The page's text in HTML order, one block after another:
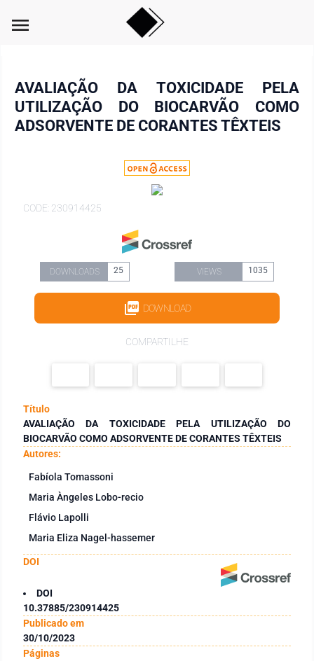
menu
AVALIAÇÃO DA TOXICIDADE PELA
UTILIZAÇÃO DO BIOCARVÃO COMO
ADSORVENTE DE CORANTES TÊXTEIS
CODE: 230914425
DOWNLOADS 25 VIEWS 1035
DOWNLOAD
COMPARTILHE
Título
AVALIAÇÃO DA TOXICIDADE PELA UTILIZAÇÃO DO
BIOCARVÃO COMO ADSORVENTE DE CORANTES TÊXTEIS
Autores:
Fabíola Tomassoni
Maria Àngeles Lobo-recio
Flávio Lapolli
Maria Eliza Nagel-hassemer
DOI
DOI
10.37885/230914425
Publicado em
30/10/2023
Páginas